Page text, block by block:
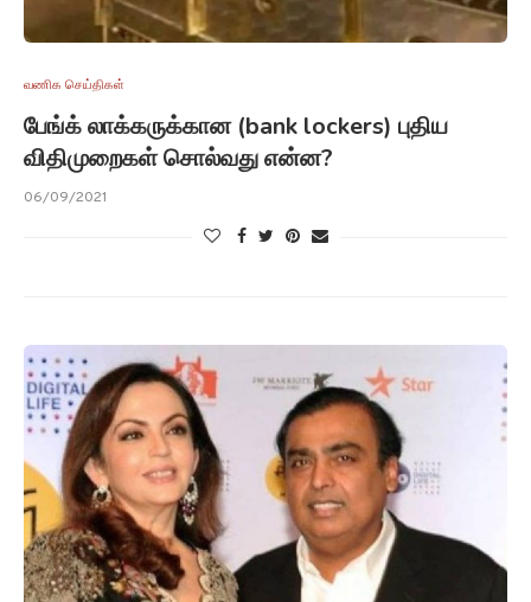
வணிக செய்திகள்
பேங்க் லாக்கருக்கான (bank lockers) புதிய
விதிமுறைகள் சொல்வது என்ன?
06/09/2021